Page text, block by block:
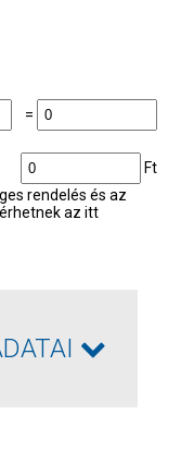
=
Ft
rendelés és az
az itt